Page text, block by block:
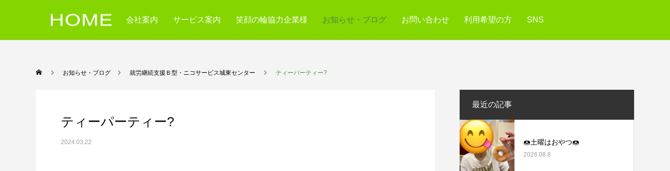
会社案内 サービス案内 笑顔の輪協力企業様 お知らせ・ブログ お問い合わせ 利用希望の方 SNS
お知らせ・ブログ 就労継続支援Ｂ型・ニコサービス城東センター ティーパーティー?
ティーパーティー?
2024.03.22
最近の記事
🍩土曜はおやつ🍩
2026.08.8